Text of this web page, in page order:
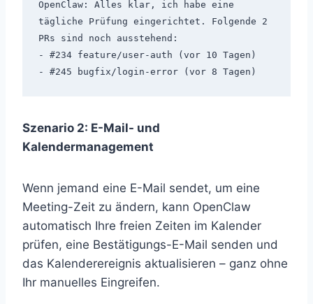
OpenClaw: Alles klar, ich habe eine
tägliche Prüfung eingerichtet. Folgende 2
PRs sind noch ausstehend:
- #234 feature/user-auth (vor 10 Tagen)
Szenario 2: E-Mail- und
Kalendermanagement
Wenn jemand eine E-Mail sendet, um eine
Meeting-Zeit zu ändern, kann OpenClaw
automatisch Ihre freien Zeiten im Kalender
prüfen, eine Bestätigungs-E-Mail senden und
das Kalenderereignis aktualisieren – ganz ohne
Ihr manuelles Eingreifen.